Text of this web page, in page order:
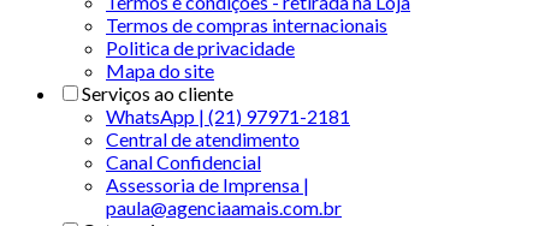
Termos de compras internacionais
Politica de privacidade
Mapa do site
Serviços ao cliente
WhatsApp | (21) 97971-2181
Central de atendimento
Canal Confidencial
Assessoria de Imprensa |
paula@agenciaamais.com.br